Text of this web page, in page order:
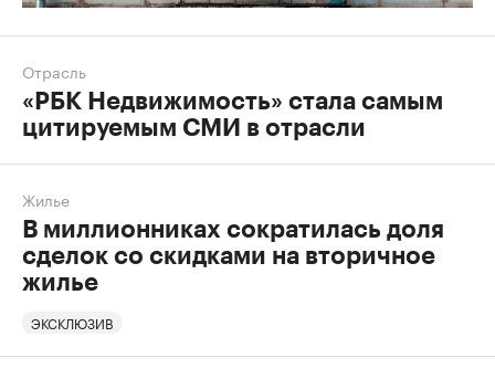
Отрасль
«РБК Недвижимость» стала самым
цитируемым СМИ в отрасли
Жилье
В миллионниках сократилась доля
сделок со скидками на вторичное
жилье
ЭКСКЛЮЗИВ